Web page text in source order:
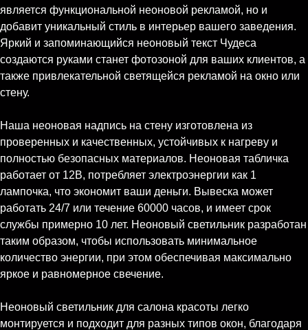
является функциональной неоновой рекламой, но и
добавит уникальный стиль в интерьер вашего заведения.
Яркий и запоминающийся неоновый текст Чудеса
создаются руками станет фотозоной для ваших клиентов, а
также привлекательной светящейся рекламой на окно или
стену.
Наша неоновая надпись на стену изготовлена из
проверенных и качественных, устойчивых к нагреву и
полностью безопасных материалов. Неоновая табличка
работает от 12В, потребляет электроэнергии как 1
лампочка, что экономит ваши деньги. Вывеска может
работать 24/7 или течение 60000 часов, и имеет срок
службы примерно 10 лет. Неоновый светильник разработан
таким образом, чтобы использовать минимальное
количество энергии, при этом обеспечивая максимально
яркое и равномерное свечение.
Неоновый светильник для салона красоты легко
монтируется и подходит для разных типов окон, благодаря